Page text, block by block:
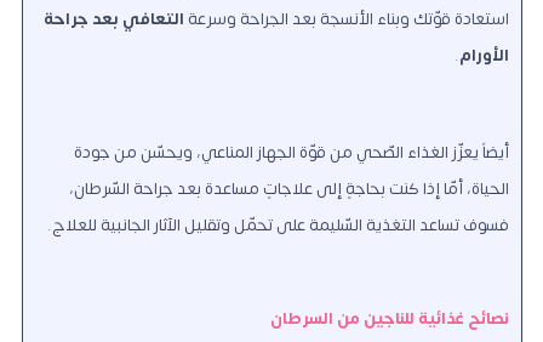
استعادة قوّتك وبناء الأنسجة بعد الجراحة وسرعة التعافي بعد جراحة
الأورام.
أيضاً يعزّز الغذاء الصّحي من قوّة الجهاز المناعي، ويحسّن من جودة
الحياة، أمّا إذا كنت بحاجةٍ إلى علاجاتٍ مساعدة بعد جراحة السّرطان،
فسوف تساعد التغذية السّليمة على تحمّل وتقليل الآثار الجانبية للعلاج.
نصائح غذائية للناجين من السرطان